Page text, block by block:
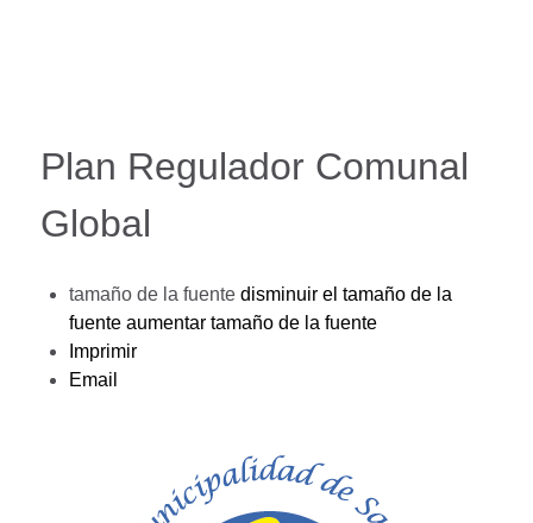
Plan Regulador Comunal
Global
tamaño de la fuente disminuir el tamaño de la
fuente aumentar tamaño de la fuente
Imprimir
Email